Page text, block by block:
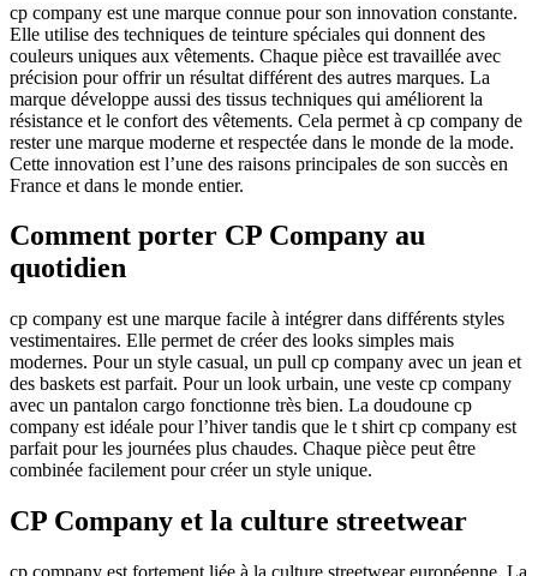
cp company est une marque connue pour son innovation constante.
Elle utilise des techniques de teinture spéciales qui donnent des
couleurs uniques aux vêtements. Chaque pièce est travaillée avec
précision pour offrir un résultat différent des autres marques. La
marque développe aussi des tissus techniques qui améliorent la
résistance et le confort des vêtements. Cela permet à cp company de
rester une marque moderne et respectée dans le monde de la mode.
Cette innovation est l’une des raisons principales de son succès en
France et dans le monde entier.
Comment porter CP Company au
quotidien
cp company est une marque facile à intégrer dans différents styles
vestimentaires. Elle permet de créer des looks simples mais
modernes. Pour un style casual, un pull cp company avec un jean et
des baskets est parfait. Pour un look urbain, une veste cp company
avec un pantalon cargo fonctionne très bien. La doudoune cp
company est idéale pour l’hiver tandis que le t shirt cp company est
parfait pour les journées plus chaudes. Chaque pièce peut être
combinée facilement pour créer un style unique.
CP Company et la culture streetwear